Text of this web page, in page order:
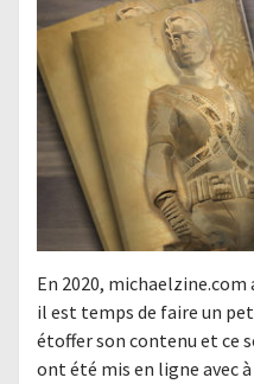
En 2020, michaelzine.com
il est temps de faire un
étoffer son contenu et ce
ont été mis en ligne avec